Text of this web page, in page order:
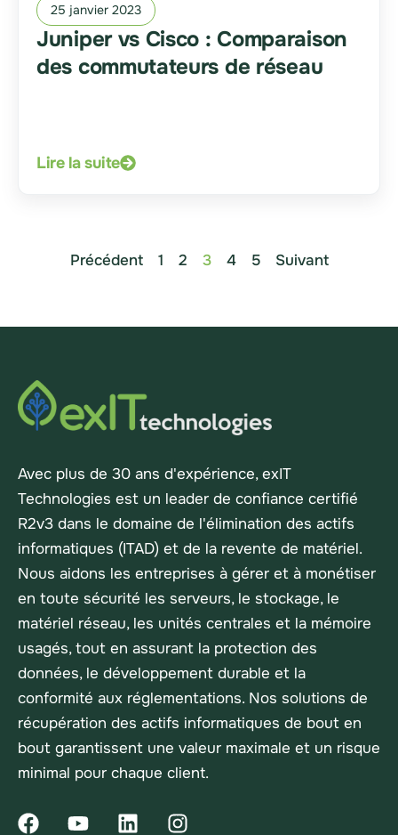
25 janvier 2023
Juniper vs Cisco : Comparaison
des commutateurs de réseau
Lire la suite
Précédent 1 2 3 4 5 Suivant
Avec plus de 30 ans d'expérience, exIT
Technologies est un leader de confiance certifié
R2v3 dans le domaine de l'élimination des actifs
informatiques (ITAD) et de la revente de matériel.
Nous aidons les entreprises à gérer et à monétiser
en toute sécurité les serveurs, le stockage, le
matériel réseau, les unités centrales et la mémoire
usagés, tout en assurant la protection des
données, le développement durable et la
conformité aux réglementations. Nos solutions de
récupération des actifs informatiques de bout en
bout garantissent une valeur maximale et un risque
minimal pour chaque client.